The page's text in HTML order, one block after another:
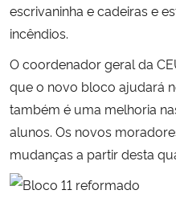
Ministério da Mulher, da Família e dos
Secretaria-Geral
Secretaria de Governo
Gabinete de Segurança Institucional
escrivaninha e cadeiras e
incêndios.
O coordenador geral da
que o novo bloco ajudará
também é uma melhoria
alunos. Os novos
mudanças a partir desta